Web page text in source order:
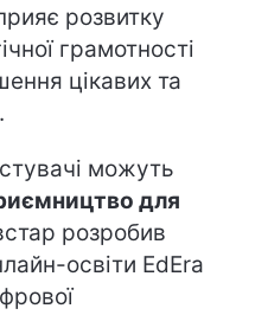
розвитку
грамотності
цікавих та
можуть
для
розробив
освіти EdEra